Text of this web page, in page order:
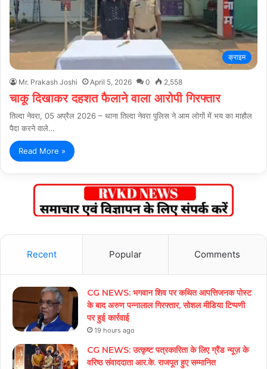
क्राइम
Mr. Prakash Joshi April 5, 2026 0 2,558
चाकू दिखाकर दहशत फैलाने वाला आरोपी गिरफ्तार
तिल्दा नेवरा, 05 अप्रैल 2026 – थाना तिल्दा नेवरा पुलिस ने आम लोगों में भय का माहौल
पैदा करने वाले…
Read More »
Recent Popular Comments
CG NEWS: भगवान शिव पर कथित आपत्तिजनक पोस्ट
के बाद अरुण पन्नालाल गिरफ्तार, सोशल मीडिया टिप्पणी
पर हुई कार्रवाई
19 hours ago
CG NEWS: उत्कृष्ट पत्रकारिता के लिए ग्रैंड न्यूज़ के
वरिष्ठ संवाददाता आर.के. राजपूत हुए सम्मानित